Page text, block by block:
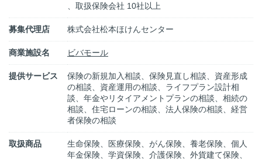
、取扱保険会社 10社以上
募集代理店 株式会社松本ほけんセンター
商業施設名 ビバモール
提供サービス
保険の新規加入相談、保険見直し相談、資産形成
の相談、資産運用の相談、ライフプラン設計相
談、年金やリタイアメントプランの相談、相続の
相談、住宅ローンの相談、法人保険の相談、経営
者保険の相談
取扱商品
生命保険、医療保険、がん保険、養老保険、個人
年金保険、学資保険、介護保険、外貨建て保険、